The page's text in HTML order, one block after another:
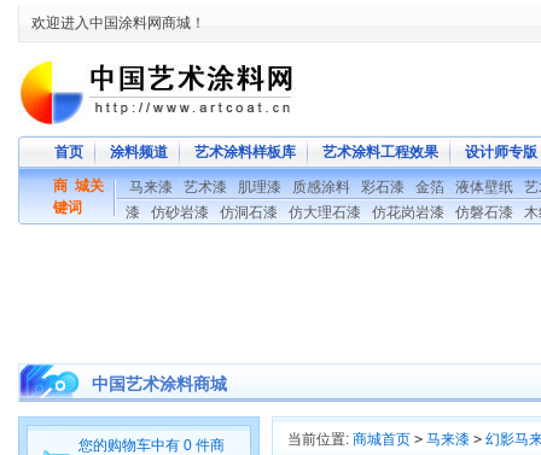
欢迎进入中国涂料网商城！
首页 涂料频道 艺术涂料样板库 艺术涂料工程效果
设计师专版
商 城关
键词
马来漆 艺术漆 肌理漆 质感涂料 彩石漆 金箔 液体壁纸
漆
仿砂岩漆 仿洞石漆 仿大理石漆 仿花岗岩漆 仿磐石漆
中国艺术涂料商城
您的购物车中有 0 件商
当前位置: 商城首页 > 马来漆 > 幻影马